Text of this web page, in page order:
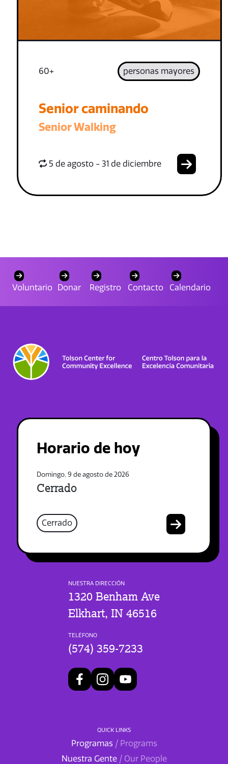
60+ personas mayores
Senior caminando
Senior Walking
5 de agosto - 31 de diciembre
Voluntario Donar Registro Contacto Calendario
Horario de hoy
Domingo, 9 de agosto de 2026
Cerrado
Cerrado
NUESTRA DIRECCIÓN
1320 Benham Ave
Elkhart, IN 46516
TELÉFONO
(574) 359-7233
QUICK LINKS
Programas / Programs
Nuestra Gente / Our People